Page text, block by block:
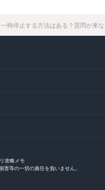
時停止する方法はある？質問が来
攻略メモ
害等の一切の責任を負いません。